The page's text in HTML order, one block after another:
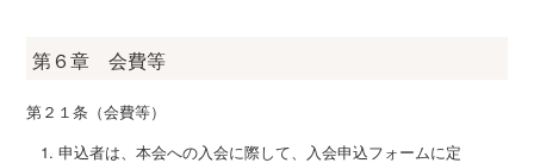
第６章 会費等
第２１条（会費等）
申込者は、本会への入会に際して、入会申込フォームに定